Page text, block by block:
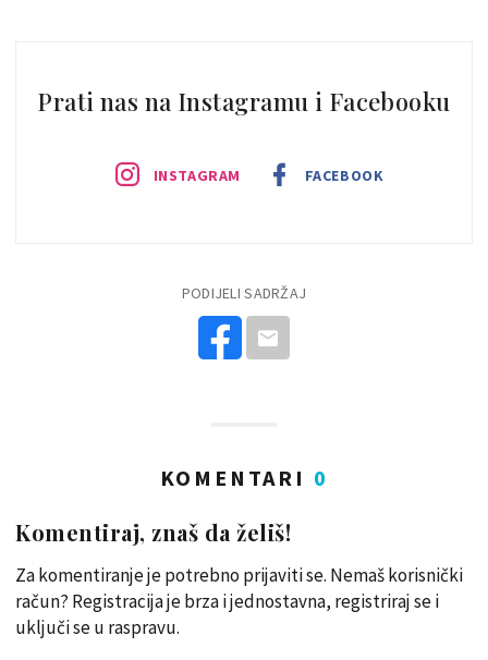
Prati nas na Instagramu i Facebooku
INSTAGRAM FACEBOOK
PODIJELI SADRŽAJ
KOMENTARI 0
Komentiraj, znaš da želiš!
Za komentiranje je potrebno prijaviti se. Nemaš korisnički
račun? Registracija je brza i jednostavna, registriraj se i
uključi se u raspravu.